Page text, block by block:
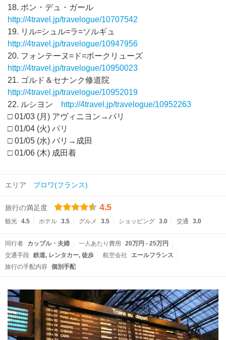
18. ポン・デュ・ガール
http://4travel.jp/travelogue/10707542
19. リル=シュル=ラ=ソルギュ
http://4travel.jp/travelogue/10947956
20. フォンテーヌ=ド=ボークリューズ
http://4travel.jp/travelogue/10950023
21. ゴルド＆セナンク修道院
http://4travel.jp/travelogue/10952019
22. ルシヨン
http://4travel.jp/travelogue/10952263
□ 01/03 (月) アヴィニヨン→パリ
□ 01/04 (火) パリ
□ 01/05 (水) パリ→成田
□ 01/06 (木) 成田着
エリア ブロワ(フランス)
旅行の満足度 4.5
観光 4.5 ホテル 3.5 グルメ 3.5 ショッピング 3.0 交通 3.0
同行者 カップル・夫婦 一人あたり費用
20万円 - 25万円
交通手段 鉄道 レンタカー 徒歩 航空会社
エールフランス
旅行の手配内容
個別手配